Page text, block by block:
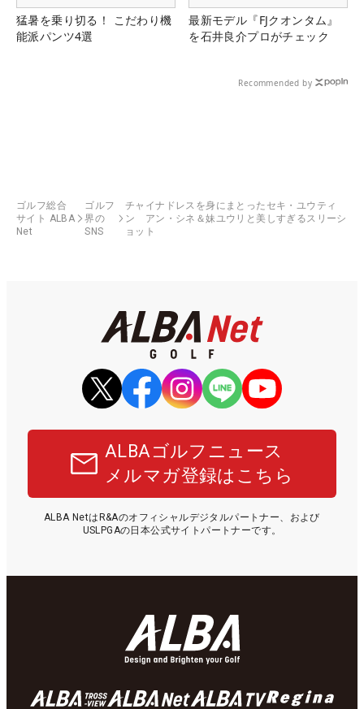
猛暑を乗り切る！ こだわり機
能派パンツ4選
最新モデル『FJクオンタム』
を石井良介プロがチェック
Recommended by
ゴルフ総合
サイト ALBA
Net
ゴルフ
界の
SNS
チャイナドレスを身にまとったセキ・ユウティ
ン アン・シネ＆妹ユウリと美しすぎるスリーシ
ョット
ALBAゴルフニュース
メルマガ登録はこちら
ALBA NetはR&Aのオフィシャルデジタルパートナー、および
USLPGAの日本公式サイトパートナーです。